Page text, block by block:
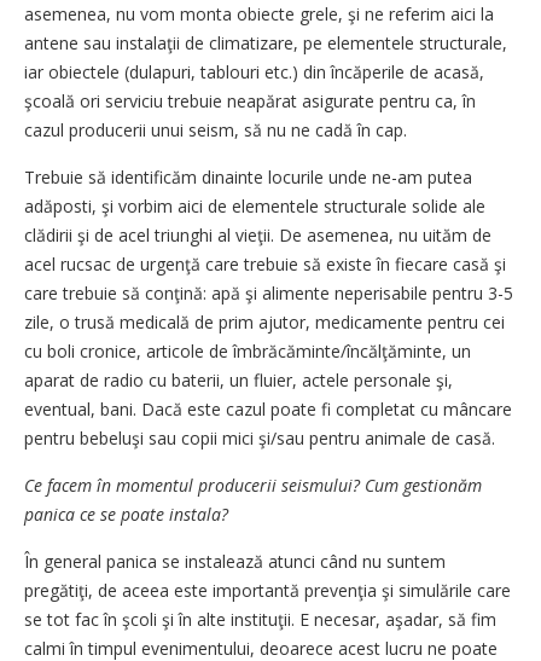
asemenea, nu vom monta obiecte grele, şi ne referim aici la
antene sau instalaţii de climatizare, pe elementele structurale,
iar obiectele (dulapuri, tablouri etc.) din încăperile de acasă,
şcoală ori serviciu trebuie neapărat asigurate pentru ca, în
cazul producerii unui seism, să nu ne cadă în cap.
Trebuie să identificăm dinainte locurile unde ne-am putea
adăposti, şi vorbim aici de elementele structurale solide ale
clădirii şi de acel triunghi al vieţii. De asemenea, nu uităm de
acel rucsac de urgenţă care trebuie să existe în fiecare casă şi
care trebuie să conţină: apă şi alimente neperisabile pentru 3-5
zile, o trusă medicală de prim ajutor, medicamente pentru cei
cu boli cronice, articole de îmbrăcăminte/încălţăminte, un
aparat de radio cu baterii, un fluier, actele personale şi,
eventual, bani. Dacă este cazul poate fi completat cu mâncare
pentru bebeluşi sau copii mici şi/sau pentru animale de casă.
Ce facem în momentul producerii seismului? Cum gestionăm
panica ce se poate instala?
În general panica se instalează atunci când nu suntem
pregătiţi, de aceea este importantă prevenţia şi simulările care
se tot fac în şcoli şi în alte instituţii. E necesar, aşadar, să fim
calmi în timpul evenimentului, deoarece acest lucru ne poate